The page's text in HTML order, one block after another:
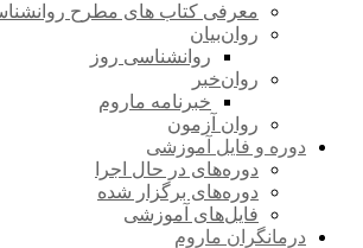
معرفی کتاب های مطرح
روان‌بیان
روانشناسی روز
روان‌خبر
خبرنامه ماروم
روان آزمون
دوره و فایل آموزشی
دوره‌های در حال اجرا
دوره‌های برگزار شده
فایل‌های آموزشی
درمانگران ماروم